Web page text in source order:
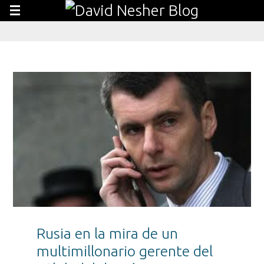
Rusia en la mira de un
multimillonario gerente del